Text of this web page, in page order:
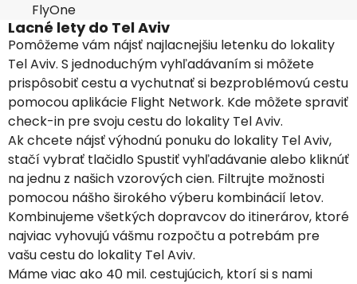
FlyOne
Lacné lety do Tel Aviv
Pomôžeme vám nájsť najlacnejšiu letenku do lokality
Tel Aviv. S jednoduchým vyhľadávaním si môžete
prispôsobiť cestu a vychutnať si bezproblémovú cestu
pomocou aplikácie Flight Network. Kde môžete spraviť
check-in pre svoju cestu do lokality Tel Aviv.
Ak chcete nájsť výhodnú ponuku do lokality Tel Aviv,
stačí vybrať tlačidlo Spustiť vyhľadávanie alebo kliknúť
na jednu z našich vzorových cien. Filtrujte možnosti
pomocou nášho širokého výberu kombinácií letov.
Kombinujeme všetkých dopravcov do itinerárov, ktoré
najviac vyhovujú vášmu rozpočtu a potrebám pre
vašu cestu do lokality Tel Aviv.
Máme viac ako 40 mil. cestujúcich, ktorí si s nami